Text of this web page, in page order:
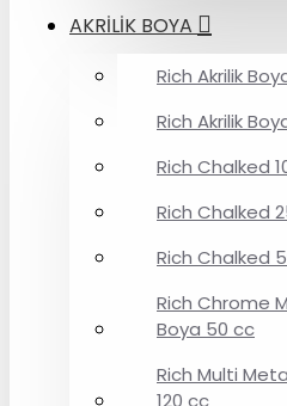
AKRİLİK BOYA
Rich Akrilik
Rich Akrilik
Rich Chalked
Rich Chalked
Rich Chalked
Rich Chrome
Boya 50 cc
Rich Multi
120 cc